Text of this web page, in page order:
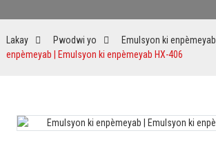
Lakay Pwodwi yo Emulsyon ki enpèmeyab
enpèmeyab | Emulsyon ki enpèmeyab HX-406